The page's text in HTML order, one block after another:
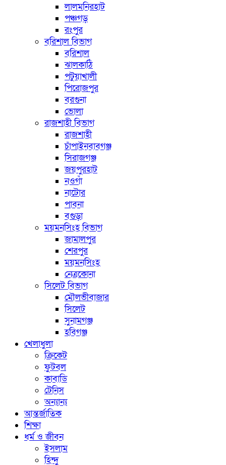
লালমনিরহাট
পঞ্চগড়
রংপুর
বরিশাল বিভাগ
বরিশাল
ঝালকাঠি
পটুয়াখালী
পিরোজপুর
বরগুনা
ভোলা
রাজশাহী বিভাগ
রাজশাহী
চাঁপাইনবাবগঞ্জ
সিরাজগঞ্জ
জয়পুরহাট
নওগাঁ
নাটোর
পাবনা
বগুড়া
ময়মনসিংহ বিভাগ
জামালপুর
শেরপুর
ময়মনসিংহ
নেত্রকোনা
সিলেট বিভাগ
মৌলভীবাজার
সিলেট
সুনামগঞ্জ
হবিগঞ্জ
খেলাধুলা
ক্রিকেট
ফুটবল
কাবাডি
টেনিস
অন্যান্য
আন্তর্জাতিক
শিক্ষা
ধর্ম ও জীবন
ইসলাম
হিন্দু